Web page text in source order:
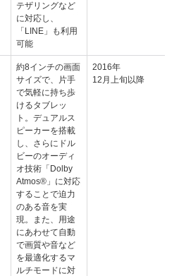
テザリングなど
に対応し、
「LINE」も利用
可能
約8インチの画面
サイズで、片手
で気軽に持ち歩
けるタブレッ
ト。デュアルス
ピーカーを搭載
し、さらにドル
ビーのオーディ
オ技術「Dolby
Atmos®」に対応
することで迫力
のある音を実
現。また、用途
にあわせて自動
で画質や音など
を最適化するマ
ルチモードに対
2016年
12月上旬以降